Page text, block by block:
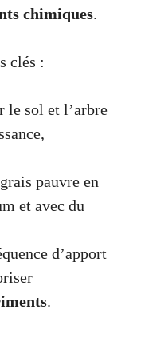
chimiques.
clés :
le sol et l’arbre
pauvre en
et avec du
d’apport
.